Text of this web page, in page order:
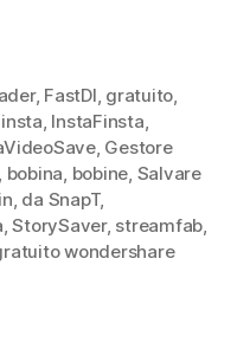
, FastDl gratuito
insta InstaFinsta
, Gestore
bobina bobine Salvare
da SnapT,
,StorySaver, streamfab
wondershare